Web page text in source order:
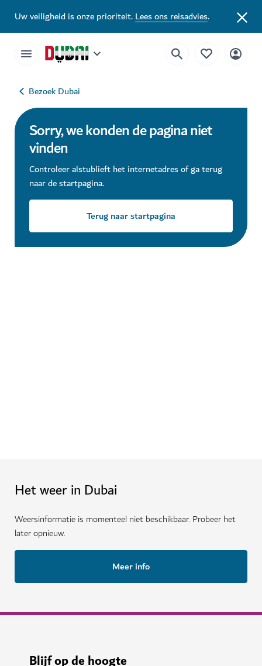
Uw veiligheid is onze prioriteit.Lees ons reisadvies.
Bezoek Dubai
Sorry, we konden de pagina niet
vinden
Controleer alstublieft het internetadres of ga terug
naar de startpagina.
Terug naar startpagina
Het weer in Dubai
Weersinformatie is momenteel niet beschikbaar. Probeer het
later opnieuw.
Meer info
Blijf op de hoogte